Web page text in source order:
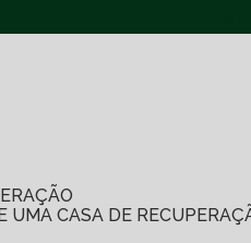
UMA CASA DE